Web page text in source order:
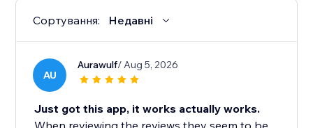
Сортування: Недавні
AU
Aurawulf/ Aug 5, 2026
Just got this app, it works actually works.